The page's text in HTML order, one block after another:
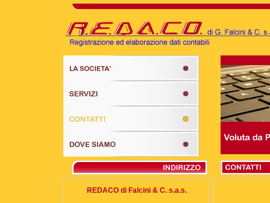
REDACO di Falcini & C. s.a.s.